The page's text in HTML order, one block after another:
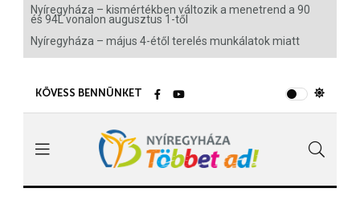
Nyíregyháza – kismértékben változik a menetrend a 90
és 94L vonalon augusztus 1-től
Nyíregyháza – május 4-étől terelés munkálatok miatt